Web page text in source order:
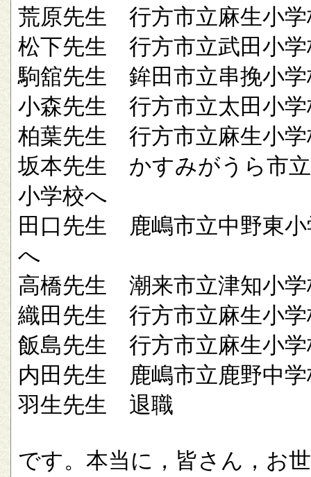
荒原先生 行方市立麻生小学
松下先生 行方市立武田小学
駒舘先生 鉾田市立串挽小学
小森先生 行方市立太田小学
柏葉先生 行方市立麻生小学
坂本先生 かすみがうら市
小学校へ
田口先生 鹿嶋市立中野東小
へ
高橋先生 潮来市立津知小学
織田先生 行方市立麻生小学
飯島先生 行方市立麻生小学
内田先生 鹿嶋市立鹿野中学
羽生先生 退職
です。本当に，皆さん，お